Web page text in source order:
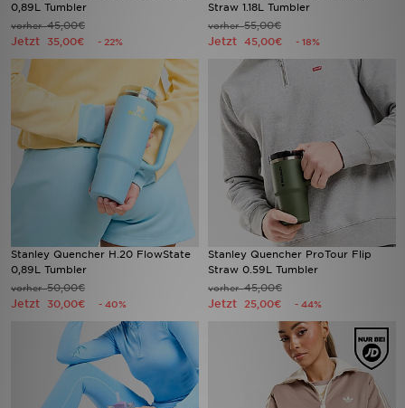
0,89L Tumbler
vorher45,00€
Jetzt 35,00€ - 22%
Straw 1.18L Tumbler
vorher55,00€
Jetzt 45,00€ - 18%
Stanley Quencher H.20 FlowState
0,89L Tumbler
vorher50,00€
Jetzt 30,00€ - 40%
Stanley Quencher ProTour Flip
Straw 0.59L Tumbler
vorher45,00€
Jetzt 25,00€ - 44%